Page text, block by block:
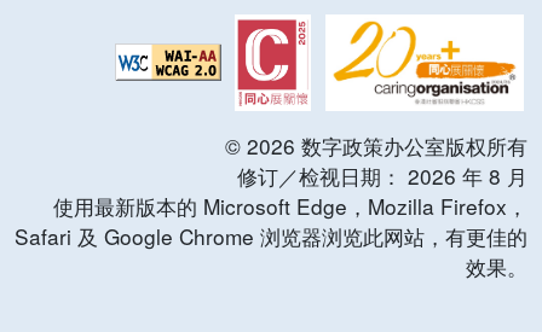
© 2026 数字政策办公室版权所有
修订／检视日期： 2026 年 8 月
使用最新版本的 Microsoft Edge，Mozilla Firefox，
Safari 及 Google Chrome 浏览器浏览此网站，有更佳的
效果。